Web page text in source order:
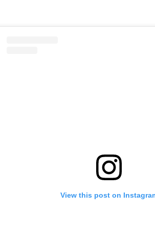
View this post on